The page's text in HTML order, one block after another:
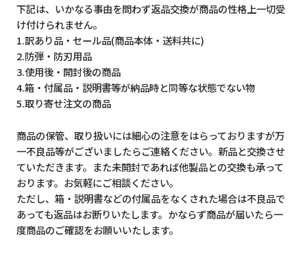
下記は、いかなる事由を問わず返品交換が商品の性格上一切受
け付けられません。
1.訳あり品・セール品(商品本体・送料共に)
2.防弾・防刃用品
3.使用後・開封後の商品
4.箱・付属品・説明書等が納品時と同等な状態でない物
5.取り寄せ注文の商品
商品の保管、取り扱いには細心の注意をはらっておりますが万
一不良品等がございましたらご連絡ください。新品と交換させ
ていただきます。また未開封であれば他製品との交換も承って
おります。お気軽にご相談ください。
ただし、箱・説明書などの付属品をなくされた場合は不良品で
あっても返品はお断りいたします。かならず商品が届いたら一
度商品のご確認をお願いいたします。